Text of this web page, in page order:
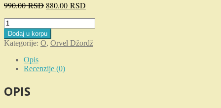
990.00RSD Originalna
bila:
990.00 RSD.
880.00 RSD
Životinjska
farma
latinica
količina
Dodaj u korpu
Kategorije: O, Orvel Džordž
Opis
Recenzije (0)
OPIS